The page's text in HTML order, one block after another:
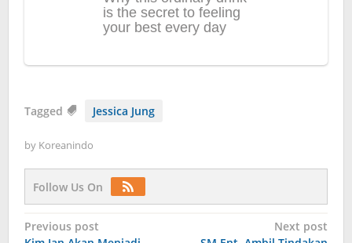
Tagged Jessica Jung
by Koreanindo
Follow Us On
Post
Previous post
Next post